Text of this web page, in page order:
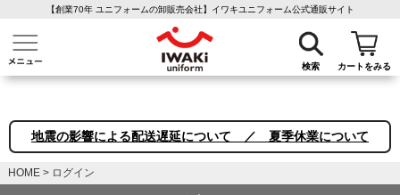
【創業70年 ユニフォームの卸販売会社】イワキユニフォーム公式通販サイト
検索 カートをみる
介護ユニフォーム 作業着・作業服 ファン付き作業着 医療白衣
地震の影響による配送遅延について ／ 夏季休業について
HOME ログイン